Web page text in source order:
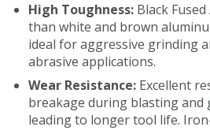
High Toughness: Black
than white and brown
ideal for aggressive grinding
abrasive applications.
Wear Resistance: Excellent
breakage during blasting and
leading to longer tool life.